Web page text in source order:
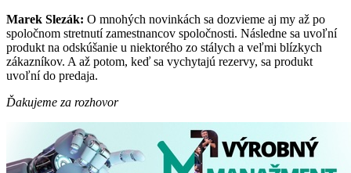
Marek Slezák: O mnohých novinkách sa dozvieme aj my až po
spoločnom stretnutí zamestnancov spoločnosti. Následne sa uvoľní
produkt na odskúšanie u niektorého zo stálych a veľmi blízkych
zákazníkov. A až potom, keď sa vychytajú rezervy, sa produkt
uvoľní do predaja.
Ďakujeme za rozhovor